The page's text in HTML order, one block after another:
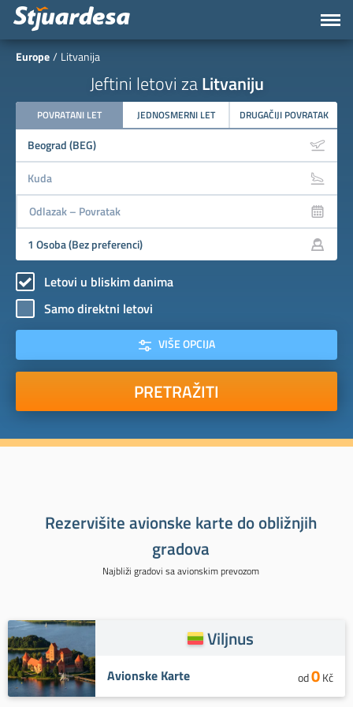
Europe Litvanija
Jeftini letovi zaLitvaniju
POVRATANI LET JEDNOSMERNI LET DRUGAČIJI POVRATAK
Letovi u bliskim danima
Samo direktni letovi
VIŠE OPCIJA
PRETRAŽITI
Rezervišite avionske karte do obližnjih
gradova
Najbliži gradovi sa avionskim prevozom
Viljnus
Avionske Karte od0Kč